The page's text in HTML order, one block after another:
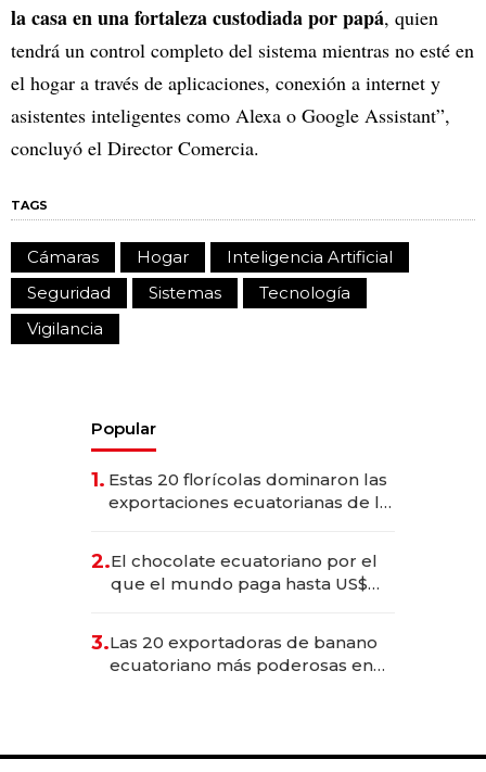
la casa en una fortaleza custodiada por papá, quien
tendrá un control completo del sistema mientras no esté en
el hogar a través de aplicaciones, conexión a internet y
asistentes inteligentes como Alexa o Google Assistant”,
concluyó el Director Comercia.
TAGS
Cámaras Hogar
Inteligencia Artificial
Seguridad
Sistemas
Tecnología
Vigilancia
Popular
1. Estas 20 florícolas dominaron las
exportaciones ecuatorianas de la
2.El chocolate ecuatoriano por el
que el mundo paga hasta US$
3.Las 20 exportadoras de banano
ecuatoriano más poderosas en